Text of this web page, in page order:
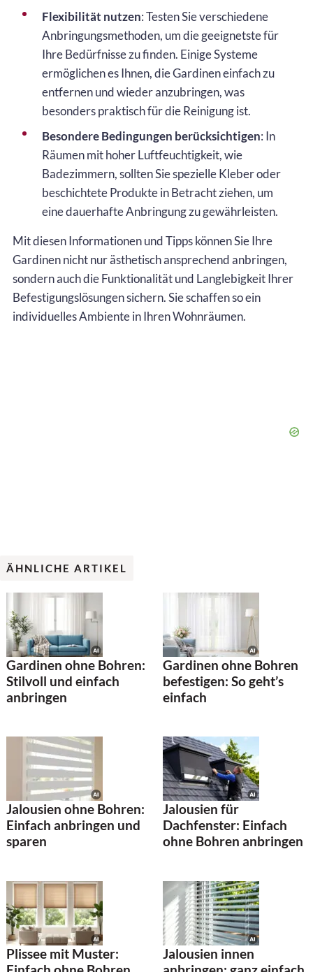
Flexibilität nutzen: Testen Sie verschiedene
Anbringungsmethoden, um die geeignetste für
Ihre Bedürfnisse zu finden. Einige Systeme
ermöglichen es Ihnen, die Gardinen einfach zu
entfernen und wieder anzubringen, was
besonders praktisch für die Reinigung ist.
Besondere Bedingungen berücksichtigen: In
Räumen mit hoher Luftfeuchtigkeit, wie
Badezimmern, sollten Sie spezielle Kleber oder
beschichtete Produkte in Betracht ziehen, um
eine dauerhafte Anbringung zu gewährleisten.
Mit diesen Informationen und Tipps können Sie Ihre
Gardinen nicht nur ästhetisch ansprechend anbringen,
sondern auch die Funktionalität und Langlebigkeit Ihrer
Befestigungslösungen sichern. Sie schaffen so ein
individuelles Ambiente in Ihren Wohnräumen.
ÄHNLICHE ARTIKEL
Gardinen ohne Bohren:
Stilvoll und einfach
anbringen
Gardinen ohne Bohren
befestigen: So geht’s
einfach
Jalousien ohne Bohren:
Einfach anbringen und
sparen
Jalousien für
Dachfenster: Einfach
ohne Bohren anbringen
Plissee mit Muster:
Jalousien innen